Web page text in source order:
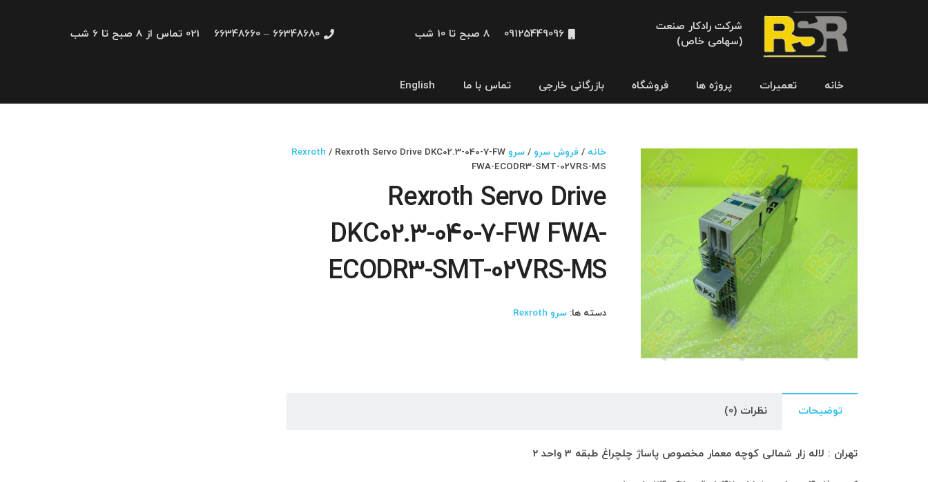
شرکت رادکار صنعت
(سهامی خاص)
09125449096 8 صبح تا 10 شب 66348680 – 66348660 021 تماس از 8 صبح تا 6 شب
خانه تعمیرات پروژه ها فروشگاه بازرگانی خارجی تماس با ما English
خانه / فروش سرو / سرو Rexroth / Rexroth Servo Drive DKC02.3-040-7-FW
FWA-ECODR3-SMT-02VRS-MS
Rexroth Servo Drive
DKC02.3-040-7-FW FWA-
ECODR3-SMT-02VRS-MS
دسته ها: سرو Rexroth
توضیحات نظرات (0)
تهران : لاله زار شمالی کوچه معمار مخصوص پاساژ چلچراغ طبقه 3 واحد 2